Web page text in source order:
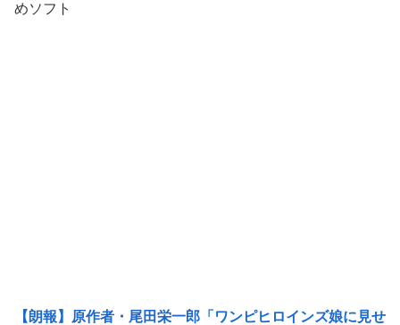
めソフト
【朗報】原作者・尾田栄一郎「ワンピヒロインズ娘に見せ